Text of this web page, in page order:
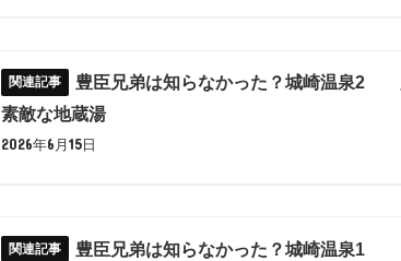
豊臣兄弟は知らなかった？城崎温泉2
素敵な地蔵湯
2026年6月15日
豊臣兄弟は知らなかった？城崎温泉1